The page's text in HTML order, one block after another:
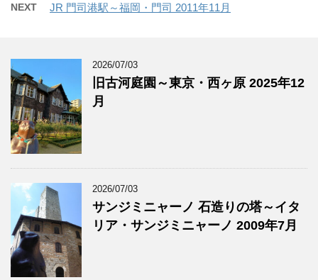
NEXT JR 門司港駅～福岡・門司 2011年11月
2026/07/03
旧古河庭園～東京・西ヶ原 2025年12
月
2026/07/03
サンジミニャーノ 石造りの塔～イタ
リア・サンジミニャーノ 2009年7月